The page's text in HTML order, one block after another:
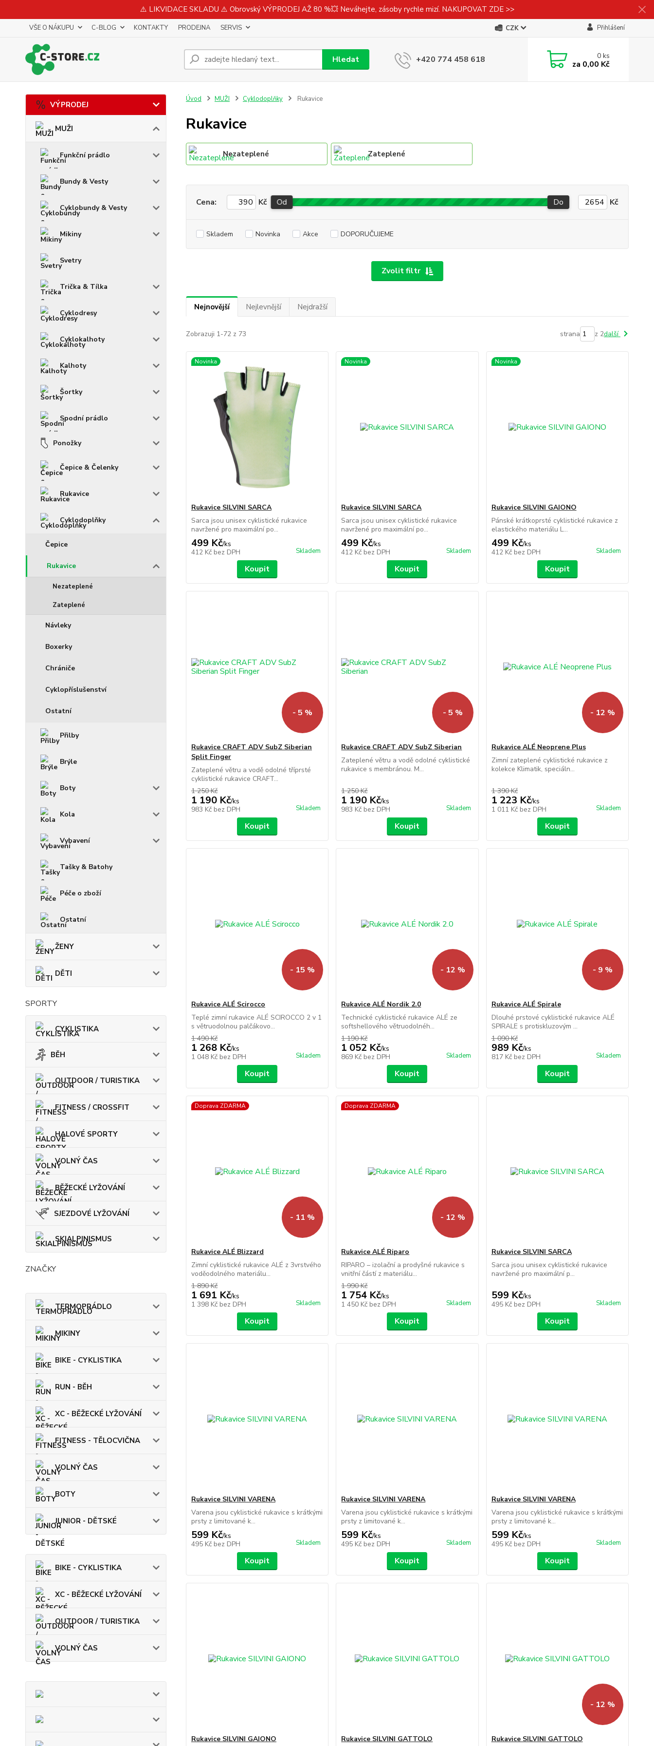
⚠️ LIKVIDACE SKLADU ⚠️ Obrovský VÝPRODEJ AŽ 80 %💥 Neváhejte, zásoby rychle mizí. NAKUPOVAT ZDE >>
VŠE O NÁKUPU C-BLOG KONTAKTY PRODEJNA SERVIS CZK Přihlášení
Hledat +420 774 458 618 0ks
za 0,00 Kč
VÝPRODEJ
MUŽI
Funkční prádlo
Bundy & Vesty
Cyklobundy & Vesty
Mikiny
Svetry
Trička & Tílka
Cyklodresy
Cyklokalhoty
Kalhoty
Šortky
Spodní prádlo
Ponožky
Čepice & Čelenky
Rukavice
Cyklodoplňky
Čepice
Rukavice
Nezateplené
Zateplené
Návleky
Boxerky
Chrániče
Cyklopříslušenství
Ostatní
Přilby
Brýle
Boty
Kola
Vybavení
Tašky & Batohy
Péče o zboží
Ostatní
ŽENY
DĚTI
SPORTY
CYKLISTIKA
BĚH
OUTDOOR / TURISTIKA
FITNESS / CROSSFIT
HALOVÉ SPORTY
VOLNÝ ČAS
BĚŽECKÉ LYŽOVÁNÍ
SJEZDOVÉ LYŽOVÁNÍ
SKIALPINISMUS
ZNAČKY
TERMOPRÁDLO
MIKINY
BIKE - CYKLISTIKA
RUN - BĚH
XC - BĚŽECKÉ LYŽOVÁNÍ
FITNESS - TĚLOCVIČNA
VOLNÝ ČAS
BOTY
JUNIOR - DĚTSKÉ
BIKE - CYKLISTIKA
XC - BĚŽECKÉ LYŽOVÁNÍ
OUTDOOR / TURISTIKA
VOLNÝ ČAS
Úvod MUŽI Cyklodoplňky Rukavice
Rukavice
Nezateplené Zateplené
Zvolit filtr
Cena: Kč Od Do Kč
Skladem Novinka Akce DOPORUČUJEME
Nejnovější Nejlevnější Nejdražší
Zobrazuji 1-72 z 73 strana z 2další
Novinka
Rukavice SILVINI SARCA
Sarca jsou unisex cyklistické rukavice
navržené pro maximální po...
499 Kč/ks
412 Kč bez DPH Skladem
Koupit
Novinka
Rukavice SILVINI SARCA
Sarca jsou unisex cyklistické rukavice
navržené pro maximální po...
499 Kč/ks
412 Kč bez DPH Skladem
Koupit
Novinka
Rukavice SILVINI GAIONO
Pánské krátkoprsté cyklistické rukavice z
elastického materiálu L...
499 Kč/ks
412 Kč bez DPH Skladem
Koupit
- 5 %
Rukavice CRAFT ADV SubZ Siberian
Split Finger
Zateplené větru a vodě odolné tříprsté
cyklistické rukavice CRAFT...
1 250 Kč
1 190 Kč/ks
983 Kč bez DPH Skladem
Koupit
- 5 %
Rukavice CRAFT ADV SubZ Siberian
Zateplené větru a vodě odolné cyklistické
rukavice s membránou. M...
1 250 Kč
1 190 Kč/ks
983 Kč bez DPH Skladem
Koupit
- 12 %
Rukavice ALÉ Neoprene Plus
Zimní zateplené cyklistické rukavice z
kolekce Klimatik, speciáln...
1 390 Kč
1 223 Kč/ks
1 011 Kč bez DPH Skladem
Koupit
- 15 %
Rukavice ALÉ Scirocco
Teplé zimní rukavice ALÉ SCIROCCO 2 v 1
s větruodolnou palčákovo...
1 490 Kč
1 268 Kč/ks
1 048 Kč bez DPH Skladem
Koupit
- 12 %
Rukavice ALÉ Nordik 2.0
Technické cyklistické rukavice ALÉ ze
softshellového větruodolnéh...
1 190 Kč
1 052 Kč/ks
869 Kč bez DPH Skladem
Koupit
- 9 %
Rukavice ALÉ Spirale
Dlouhé prstové cyklistické rukavice ALÉ
SPIRALE s protiskluzovým ...
1 090 Kč
989 Kč/ks
817 Kč bez DPH Skladem
Koupit
Doprava ZDARMA
- 11 %
Rukavice ALÉ Blizzard
Zimní cyklistické rukavice ALÉ z 3vrstvého
voděodolného materiálu...
1 890 Kč
1 691 Kč/ks
1 398 Kč bez DPH Skladem
Koupit
Doprava ZDARMA
- 12 %
Rukavice ALÉ Riparo
RIPARO – izolační a prodyšné rukavice s
vnitřní částí z materiálu...
1 990 Kč
1 754 Kč/ks
1 450 Kč bez DPH Skladem
Koupit
Rukavice SILVINI SARCA
Sarca jsou unisex cyklistické rukavice
navržené pro maximální p...
599 Kč/ks
495 Kč bez DPH Skladem
Koupit
Rukavice SILVINI VARENA
Varena jsou cyklistické rukavice s krátkými
prsty z limitované k...
599 Kč/ks
495 Kč bez DPH Skladem
Koupit
Rukavice SILVINI VARENA
Varena jsou cyklistické rukavice s krátkými
prsty z limitované k...
599 Kč/ks
495 Kč bez DPH Skladem
Koupit
Rukavice SILVINI VARENA
Varena jsou cyklistické rukavice s krátkými
prsty z limitované k...
599 Kč/ks
495 Kč bez DPH Skladem
Koupit
Rukavice SILVINI GAIONO Rukavice SILVINI GATTOLO
- 12 %
Rukavice SILVINI GATTOLO